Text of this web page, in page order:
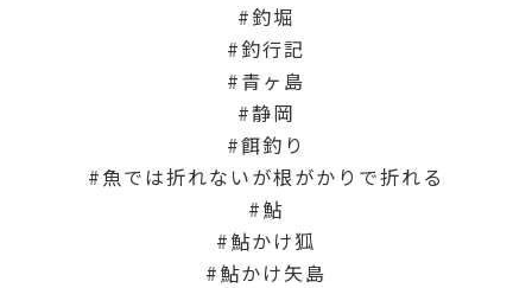
釣堀
釣行記
青ヶ島
静岡
餌釣り
魚では折れないが根がかりで折れる
鮎
鮎かけ狐
鮎かけ矢島